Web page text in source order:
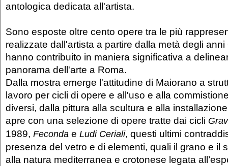
antologica dedicata all'artista.
Sono esposte oltre cento opere tra le più
realizzate dall'artista a partire dalla metà degli
hanno contribuito in maniera significativa a
panorama dell'arte a Roma.
Dalla mostra emerge l'attitudine di Maiorano a
lavoro per cicli di opere e all'uso e alla
diversi, dalla pittura alla scultura e alla
apre con una selezione di opere tratte dai cicli
1989, Feconda e Ludi Ceriali, questi ultimi
presenza del vetro e di elementi, quali il grano e il
alla natura mediterranea e crotonese legata